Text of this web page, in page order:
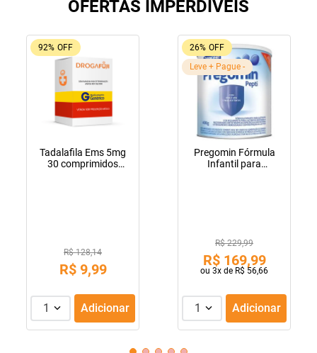
OFERTAS IMPERDIVEIS
92% OFF
Tadalafila Ems 5mg
30 comprimidos
R$ 128,14
R$ 9,99
1 Adicionar
26% OFF
Leve + Pague -
Pregomin Fórmula
Infantil para
R$ 229,99
R$ 169,99
ou 3x de R$ 56,66
1 Adicionar